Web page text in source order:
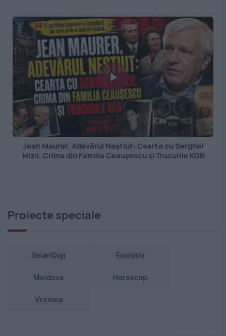
Jean Maurer, Adevărul Neștiut: Cearta cu Serghei
Mizil, Crima din Familia Ceaușescu și Trucurile KGB
Proiecte speciale
SmartDigi Exclusiv
Moldova Horoscop
Vremea